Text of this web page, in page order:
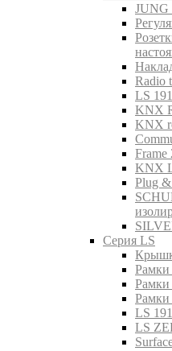
JUNG
Radio
LS
KNX
KNX
Frame
KNX
Plug
Серия LS
Рамки
Рамки
LS
LS